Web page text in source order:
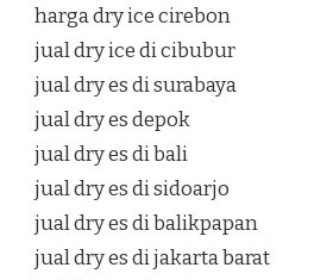
harga dry ice cirebon
jual dry ice di cibubur
jual dry es di surabaya
jual dry es depok
jual dry es di bali
jual dry es di sidoarjo
jual dry es di balikpapan
jual dry es di jakarta barat